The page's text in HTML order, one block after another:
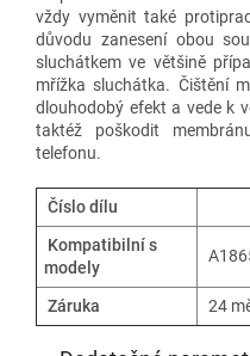
vždy vyměnit také
důvodu zanesení obou
sluchátkem ve většině
mřížka sluchátka. Čištění
dlouhodobý efekt a vede k
taktéž poškodit
telefonu.
Číslo dílu
Kompatibilní s
modely
Záruka 24